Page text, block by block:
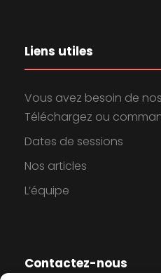
Liens utiles
Vous avez besoin de
Téléchargez ou
Dates de sessions
Nos articles
L’équipe
Contactez-nous